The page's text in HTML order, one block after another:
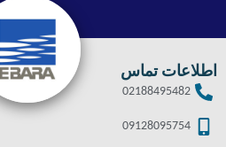
اطلاعات تماس
02188495482
09128095754